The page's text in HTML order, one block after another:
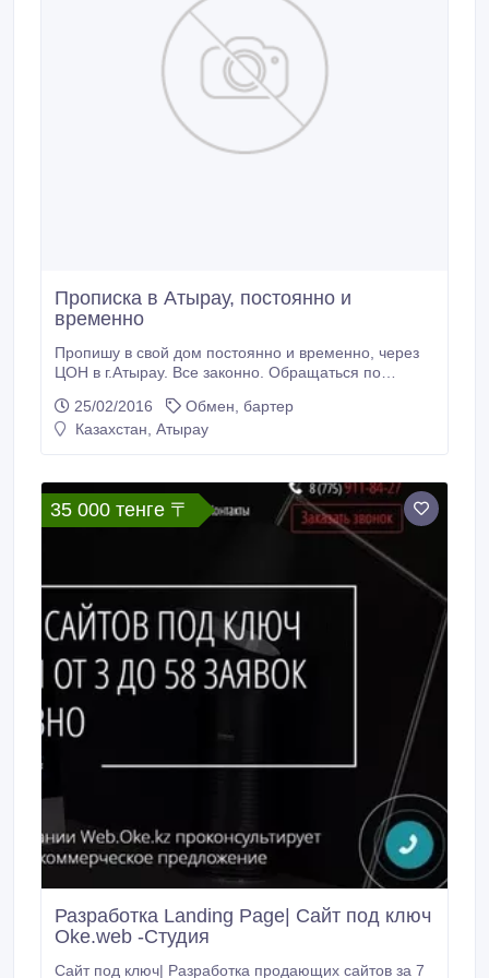
Прописка в Атырау, постоянно и
временно
Пропишу в свой дом постоянно и временно, через
ЦОН в г.Атырау. Все законно. Обращаться по
25/02/2016
Обмен, бартер
Казахстан, Атырау
35 000 тенге 〒
Разработка Landing Page| Сайт под ключ
Oke.web -Студия
Сайт под ключ| Разработка продающих сайтов за 7